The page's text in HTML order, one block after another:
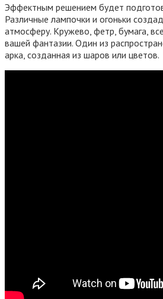
Эффектным решением будет
Различные лампочки и огоньки
атмосферу. Кружево, фетр, бумага,
вашей фантазии. Один из
арка, созданная из шаров или цветов.